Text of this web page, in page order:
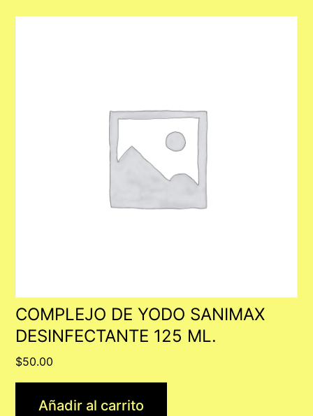
COMPLEJO DE YODO SANIMAX
DESINFECTANTE 125 ML.
$50.00
Añadir al carrito